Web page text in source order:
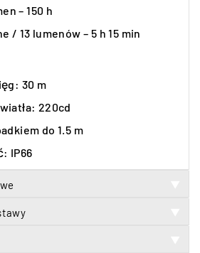
– 150 h
/ 13 lumenów – 5 h 15 min
30 m
220cd
do 1.5 m
IP66